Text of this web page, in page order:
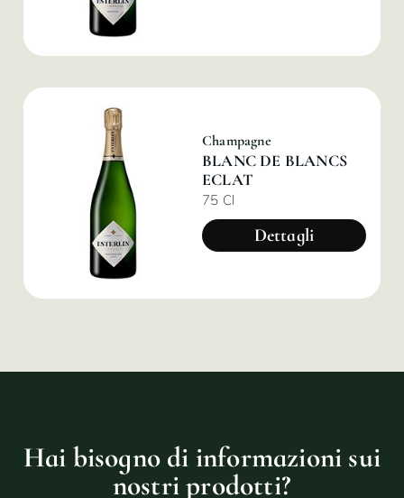
Champagne
BLANC DE BLANCS
ECLAT
75 Cl
Dettagli
Hai bisogno di informazioni sui
nostri prodotti?